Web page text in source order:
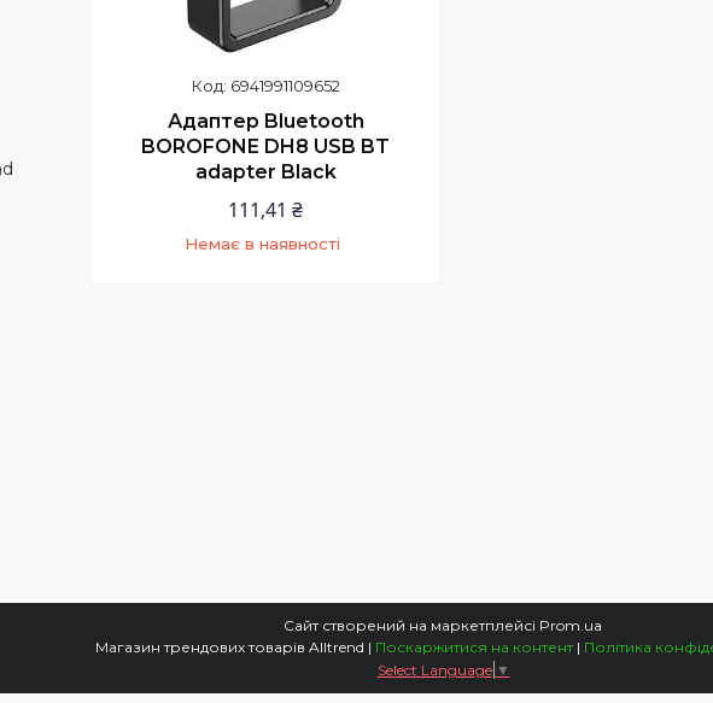
6941991109652
Адаптер Bluetooth
BOROFONE DH8 USB BT
adapter Black
111,41 ₴
Немає в наявності
Сайт створений на маркетплейсі Prom.ua
Магазин трендових товарів Alltrend | Поскаржитися на контент | Політика
Select Language ▼